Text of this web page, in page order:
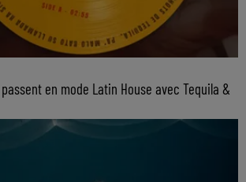
en mode Latin House avec Tequila &